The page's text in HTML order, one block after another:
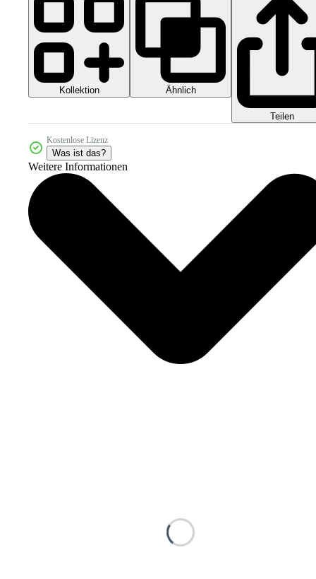
Kollektion Ähnlich
Teilen
Kostenlose Lizenz
Was ist das?
Weitere Informationen